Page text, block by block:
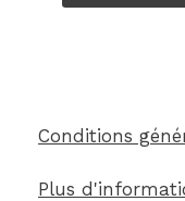
Conditions
Plus